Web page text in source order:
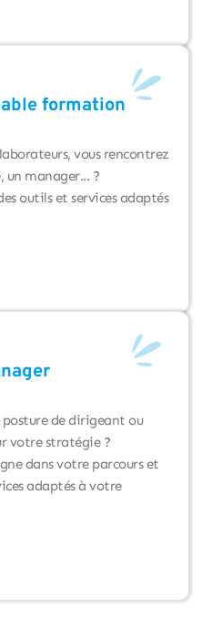
formation
vous rencontrez
un manager... ?
outils et services adaptés
de dirigeant ou
votre stratégie ?
dans votre parcours et
adaptés à votre